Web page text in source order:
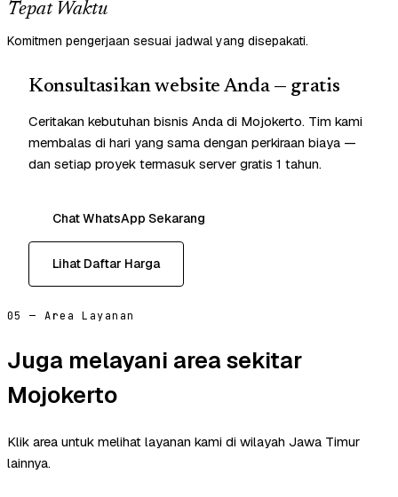
Tepat Waktu
Komitmen pengerjaan sesuai jadwal yang disepakati.
Konsultasikan website Anda — gratis
Ceritakan kebutuhan bisnis Anda di Mojokerto. Tim kami
membalas di hari yang sama dengan perkiraan biaya —
dan setiap proyek termasuk server gratis 1 tahun.
Chat WhatsApp Sekarang
Lihat Daftar Harga
05 — Area Layanan
Juga melayani area sekitar
Mojokerto
Klik area untuk melihat layanan kami di wilayah Jawa Timur
lainnya.